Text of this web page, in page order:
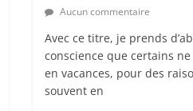
Aucun commentaire
Avec ce titre, je prends
conscience que certains
en vacances, pour des
souvent en